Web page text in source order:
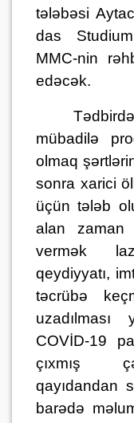
tələbəsi
das
MMC-nin
edəcək.
mübadilə
olmaq
sonra xarici
üçün tələb
alan zaman
vermək
qeydiyyatı,
təcrübə
COVİD-19
çıxmış
qayıdandan
barədə